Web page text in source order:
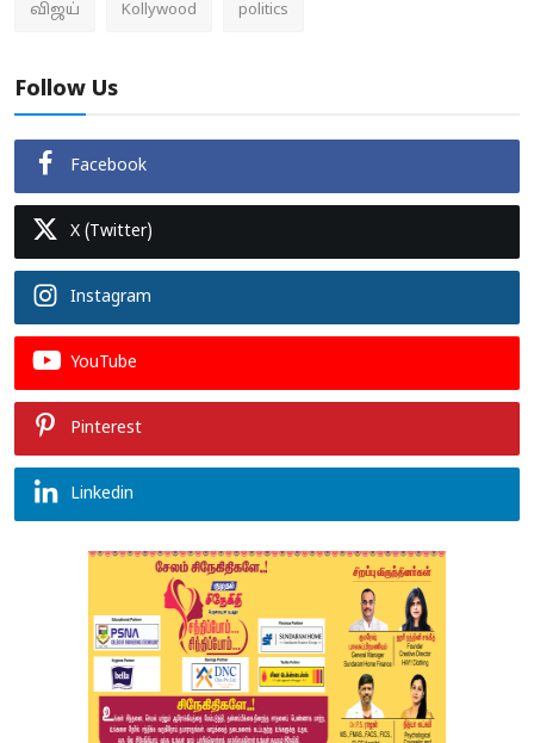
விஜய் Kollywood politics
Follow Us
Facebook
X (Twitter)
Instagram
YouTube
Pinterest
Linkedin